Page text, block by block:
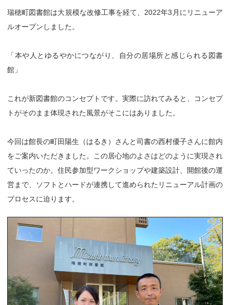
瑞穂町図書館は大規模な改修工事を経て、2022年3月にリニューア
ルオープンしました。
「本や人とゆるやかにつながり、自分の居場所と感じられる図書
館」
これが新図書館のコンセプトです。実際に訪れてみると、コンセプ
トがそのまま体現された風景がそこにはありました。
今回は館長の町田陽生（はるき）さんと司書の西村優子さんに館内
をご案内いただきました。この居心地のよさはどのように実現され
ていったのか。住民参加型ワークショップや建築設計、開館後の運
営まで、ソフトとハードが連携して進められたリニューアル計画の
プロセスに迫ります。